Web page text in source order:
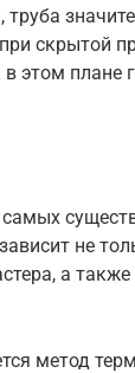
скрытой
этом плане
не
а
метод